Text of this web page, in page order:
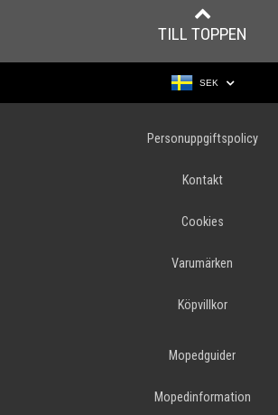
TILL TOPPEN
SEK
Personuppgiftspolicy
Kontakt
Cookies
Varumärken
Köpvillkor
Mopedguider
Mopedinformation